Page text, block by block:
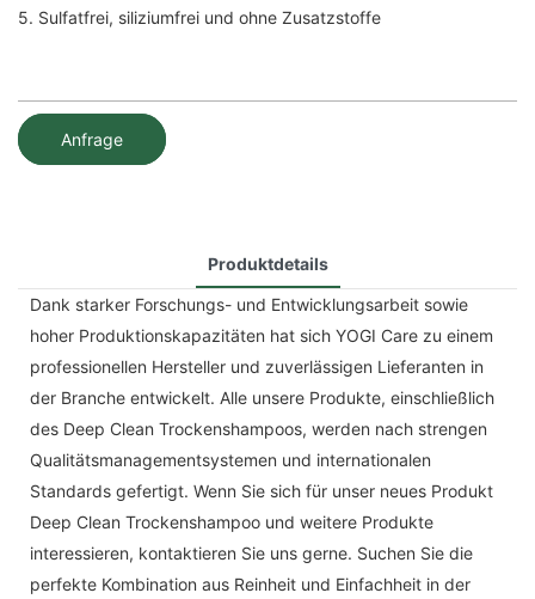
5. Sulfatfrei, siliziumfrei und ohne Zusatzstoffe
Anfrage
Produktdetails
Dank starker Forschungs- und Entwicklungsarbeit sowie
hoher Produktionskapazitäten hat sich YOGI Care zu einem
professionellen Hersteller und zuverlässigen Lieferanten in
der Branche entwickelt. Alle unsere Produkte, einschließlich
des Deep Clean Trockenshampoos, werden nach strengen
Qualitätsmanagementsystemen und internationalen
Standards gefertigt. Wenn Sie sich für unser neues Produkt
Deep Clean Trockenshampoo und weitere Produkte
interessieren, kontaktieren Sie uns gerne. Suchen Sie die
perfekte Kombination aus Reinheit und Einfachheit in der